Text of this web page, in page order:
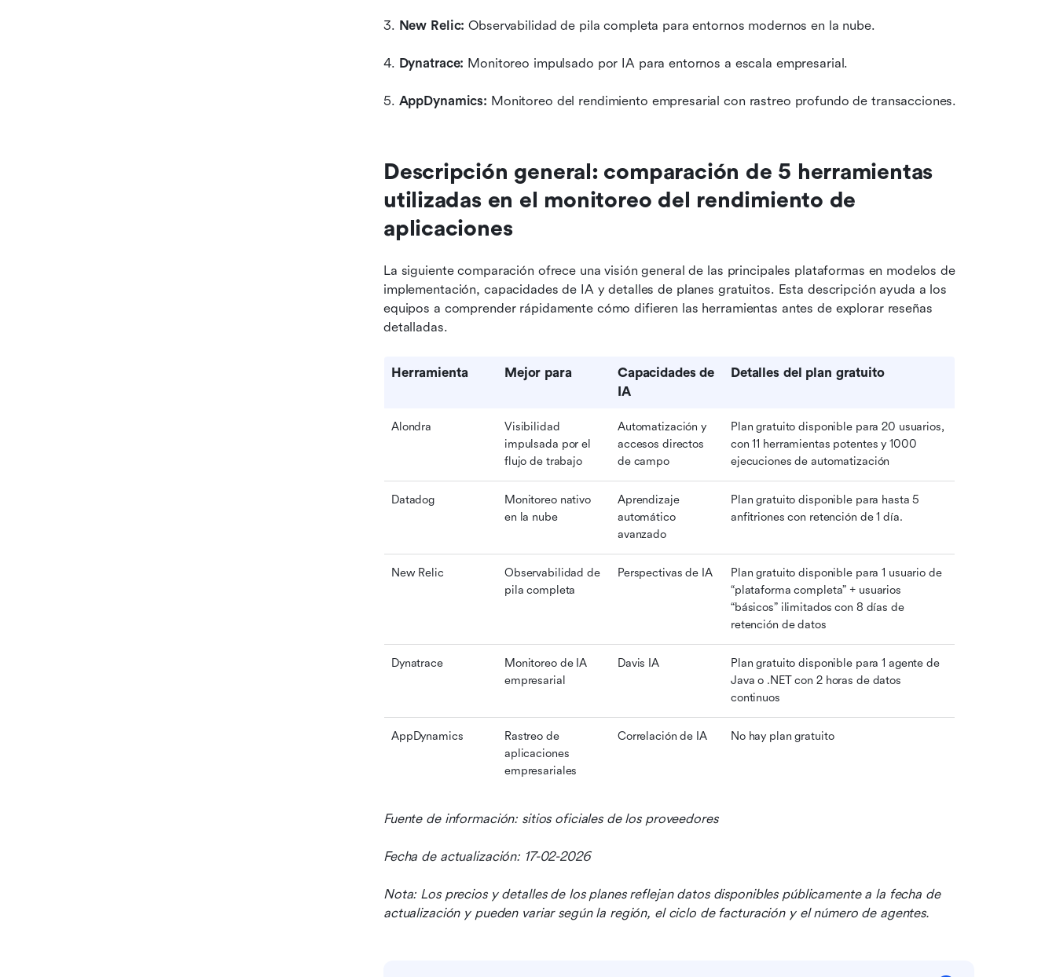
3. New Relic: Observabilidad de pila completa para entornos modernos en la nube.
4. Dynatrace: Monitoreo impulsado por IA para entornos a escala empresarial.
5. AppDynamics: Monitoreo del rendimiento empresarial con rastreo profundo de transacciones.
Descripción general: comparación de 5 herramientas
utilizadas en el monitoreo del rendimiento de
aplicaciones
La siguiente comparación ofrece una visión general de las principales plataformas en modelos de
implementación, capacidades de IA y detalles de planes gratuitos. Esta descripción ayuda a los
equipos a comprender rápidamente cómo difieren las herramientas antes de explorar reseñas
detalladas.
Herramienta Mejor para
Capacidades de
IA
Detalles del plan gratuito
Alondra
Visibilidad
impulsada por el
flujo de trabajo
Automatización y
accesos directos
de campo
Plan gratuito disponible para 20 usuarios,
con 11 herramientas potentes y 1000
ejecuciones de automatización
Datadog
Monitoreo nativo
en la nube
Aprendizaje
automático
avanzado
Plan gratuito disponible para hasta 5
anfitriones con retención de 1 día.
New Relic
Observabilidad de
pila completa
Perspectivas de IA
Plan gratuito disponible para 1 usuario de
“plataforma completa” + usuarios
“básicos” ilimitados con 8 días de
retención de datos
Dynatrace
Monitoreo de IA
empresarial
Davis IA
Plan gratuito disponible para 1 agente de
Java o .NET con 2 horas de datos
continuos
AppDynamics
Rastreo de
aplicaciones
empresariales
Correlación de IA No hay plan gratuito
Fuente de información: sitios oficiales de los proveedores
Fecha de actualización: 17-02-2026
Nota: Los precios y detalles de los planes reflejan datos disponibles públicamente a la fecha de
actualización y pueden variar según la región, el ciclo de facturación y el número de agentes.